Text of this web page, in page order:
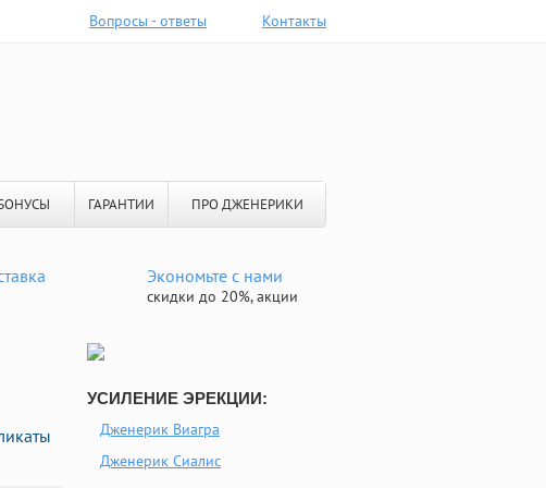
Вопросы - ответы Контакты
ГАРАНТИИ ПРО ДЖЕНЕРИКИ
Экономьте с нами
скидки до 20%, акции
УСИЛЕНИЕ ЭРЕКЦИИ:
Дженерик Виагра
Дженерик Сиалис